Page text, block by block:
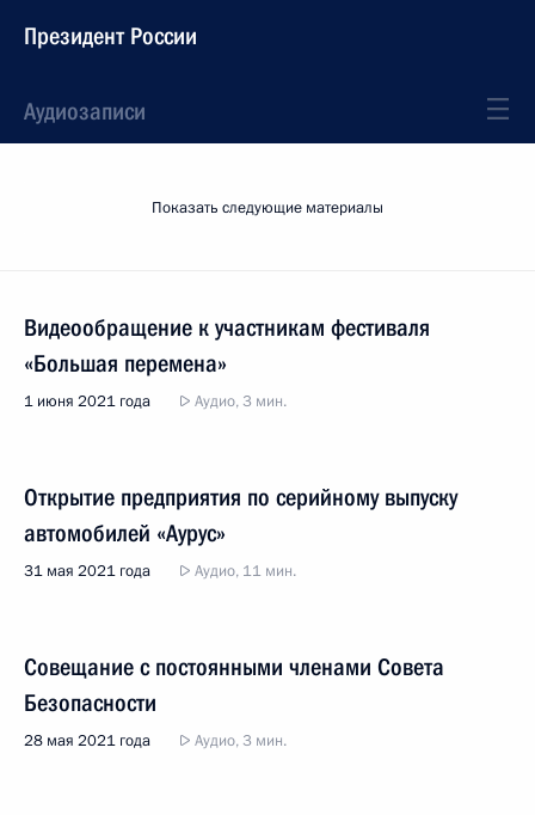
Президент России
Аудиозаписи
Показать следующие материалы
Видеообращение к участникам фестиваля
«Большая перемена»
1 июня 2021 года Аудио, 3 мин.
Открытие предприятия по серийному выпуску
автомобилей «Аурус»
31 мая 2021 года Аудио, 11 мин.
Совещание с постоянными членами Совета
Безопасности
28 мая 2021 года Аудио, 3 мин.